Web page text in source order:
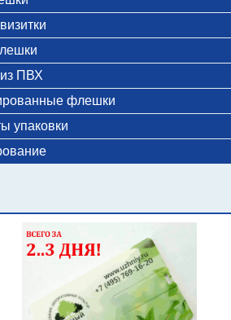
ПВХ
флешки
упаковки